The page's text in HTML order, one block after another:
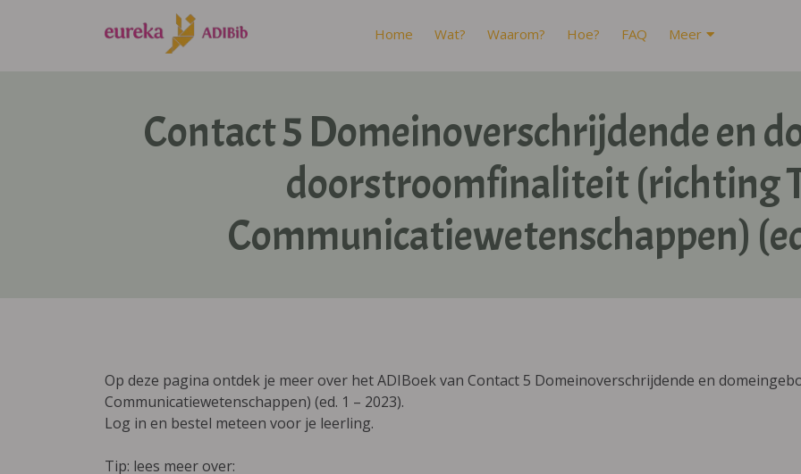
Home Wat? Waarom? Hoe? FAQ Meer
Contact 5 Domeinoverschrijdende en
doorstroomfinaliteit (richting
Communicatiewetenschappen)
Op deze pagina ontdek je meer over het ADIBoek van Contact 5 Domeinoverschrijdende en
Communicatiewetenschappen) (ed. 1 – 2023).
Log in en bestel meteen voor je leerling.
Tip: lees meer over: